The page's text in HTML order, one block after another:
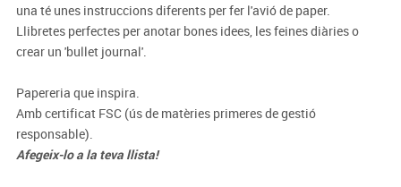
una té unes instruccions diferents per fer l'avió de paper.
Llibretes perfectes per anotar bones idees, les feines diàries o
crear un 'bullet journal'.
Papereria que inspira.
Amb certificat FSC (ús de matèries primeres de gestió
responsable).
Afegeix-lo a la teva llista!